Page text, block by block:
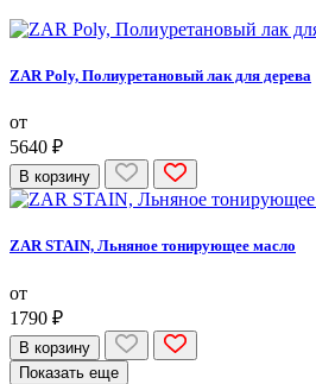
ZAR Poly, Полиуретановый лак для дерева
от
5640 ₽
В корзину
ZAR STAIN, Льняное тонирующее масло
от
1790 ₽
В корзину
Показать еще